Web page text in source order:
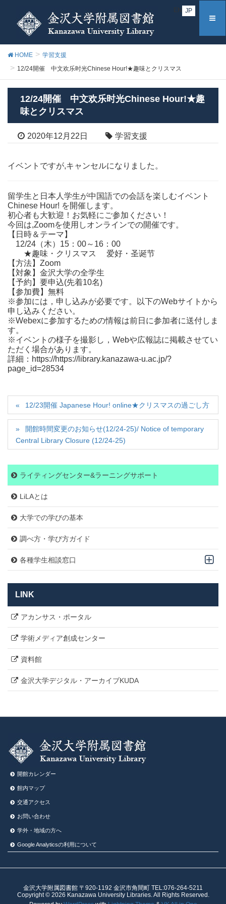
EN JP
HOME
学習支援
12/24開催 中文欢乐时光Chinese Hour!★趣味とクリスマス
12/24開催 中文欢乐时光Chinese Hour!★趣
味とクリスマス
2020年12月22日 学習支援
イベントですが,キャンセルになりました。
留学生と日本人学生が中国語での会話を楽しむイベント
Chinese Hour! を開催します。
初心者も大歓迎！お気軽にご参加ください！
今回は,Zoomを使用しオンラインでの開催です。
【日時＆テーマ】
12/24（木）15：00～16：00
★趣味・クリスマス 爱好・圣诞节
【方法】Zoom
【対象】金沢大学の全学生
【予約】要申込(先着10名)
【参加費】無料
※参加には，申し込みが必要です。以下のWebサイトから
申し込みください。
※Webexに参加するための情報は前日に参加者に送付しま
す。
※イベントの様子を撮影し，Webや広報誌に掲載させてい
ただく場合があります。
詳細：https://https://library.kanazawa-u.ac.jp/?
page_id=28534
12/23開催 Japanese Hour! online★クリスマスの過ごし方
開館時間変更のお知らせ(12/24-25)/ Notice of temporary
Central Library Closure (12/24-25)
ライティングセンター&ラーニングサポート
LiLAとは
大学での学びの基本
調べ方・学び方ガイド
各種学生相談窓口
LINK
アカンサス・ポータル
学術メディア創成センター
資料館
金沢大学デジタル・アーカイブKUDA
開館カレンダー
館内マップ
交通アクセス
お問い合わせ
学外・地域の方へ
Google Analyticsの利⽤について
金沢大学附属図書館 〒920-1192 金沢市角間町 TEL:076-264-5211
Copyright © 2026 Kanazawa University Libraries. All Rights Reserved.